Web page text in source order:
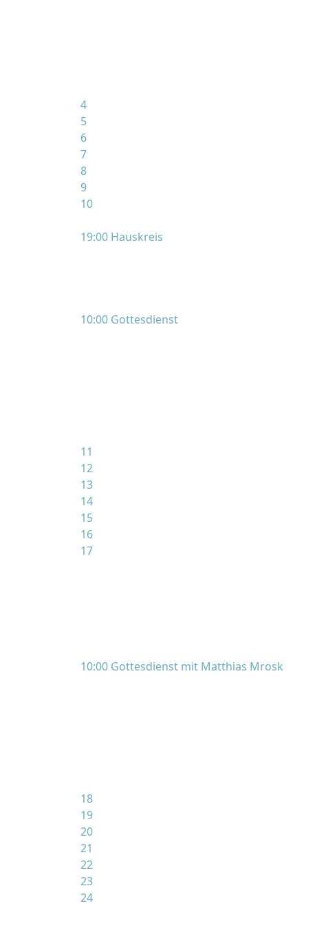
4
5
6
7
8
9
10
19:00 Hauskreis
10:00 Gottesdienst
11
12
13
14
15
16
17
10:00 Gottesdienst mit Matthias Mrosk
18
19
20
21
22
23
24